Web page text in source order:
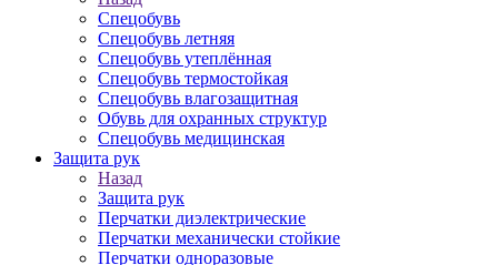
Спецобувь
Спецобувь летняя
Спецобувь утеплённая
Спецобувь термостойкая
Спецобувь влагозащитная
Обувь для охранных структур
Спецобувь медицинская
Защита рук
Назад
Защита рук
Перчатки диэлектрические
Перчатки механически стойкие
Перчатки одноразовые